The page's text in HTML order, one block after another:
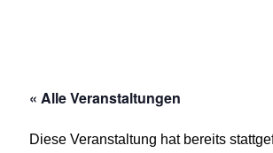
« Alle Veranstaltungen
Diese Veranstaltung hat bereits